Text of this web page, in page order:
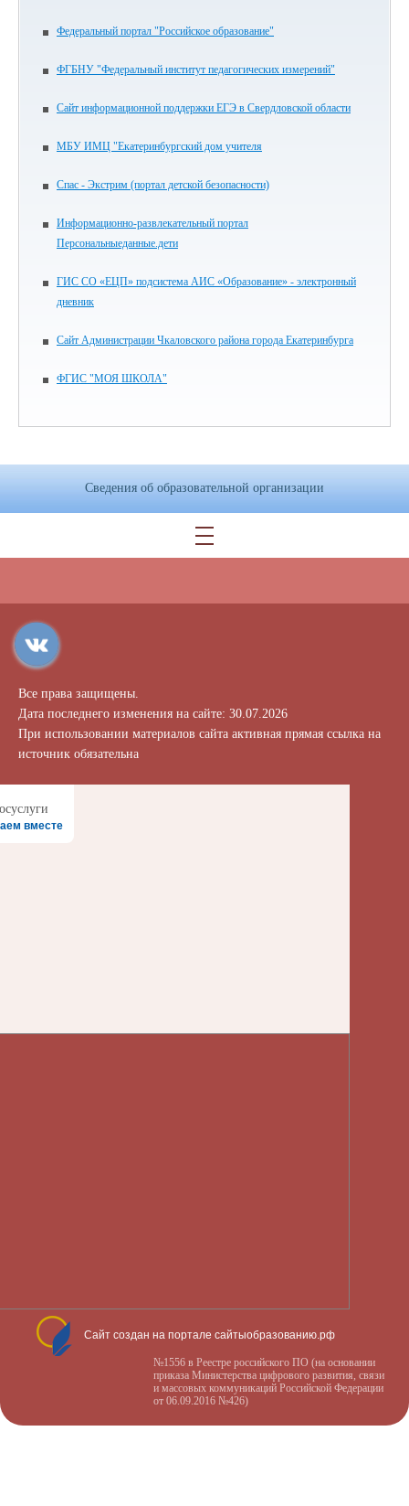
Федеральный портал "Российское образование"
ФГБНУ "Федеральный институт педагогических измерений"
Сайт информационной поддержки ЕГЭ в Свердловской области
МБУ ИМЦ "Екатеринбургский дом учителя
Спас - Экстрим (портал детской безопасности)
Информационно-развлекательный портал
Персональныеданные.дети
ГИС СО «ЕЦП» подсистема АИС «Образование» - электронный
дневник
Сайт Администрации Чкаловского района города Екатеринбурга
ФГИС "МОЯ ШКОЛА"
Сведения об образовательной организации
Все права защищены.
Дата последнего изменения на сайте: 30.07.2026
При использовании материалов сайта активная прямая ссылка на
источник обязательна
вместе
Сайт создан на портале сайтыобразованию.рф
№1556 в Реестре российского ПО (на основании
приказа Министерства цифрового развития, связи
и массовых коммуникаций Российской Федерации
от 06.09.2016 №426)